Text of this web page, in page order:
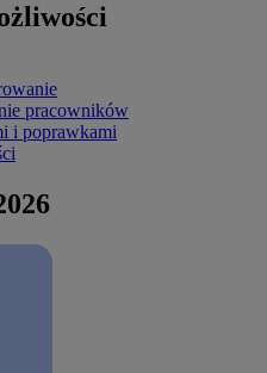
pracowników
i poprawkami